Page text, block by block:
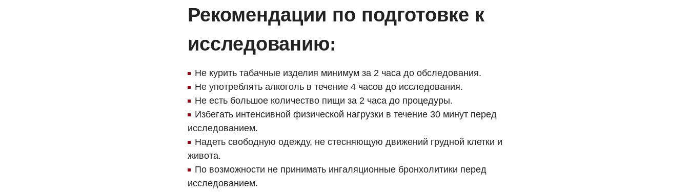
Рекомендации по подготовке к
исследованию:
Не курить табачные изделия минимум за 2 часа до обследования.
Не употреблять алкоголь в течение 4 часов до исследования.
Не есть большое количество пищи за 2 часа до процедуры.
Избегать интенсивной физической нагрузки в течение 30 минут перед
исследованием.
Надеть свободную одежду, не стесняющую движений грудной клетки и
живота.
По возможности не принимать ингаляционные бронхолитики перед
исследованием.